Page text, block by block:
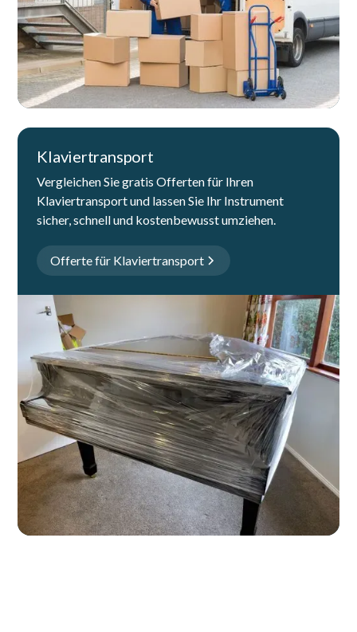
Klaviertransport
Vergleichen Sie gratis Offerten für Ihren
Klaviertransport und lassen Sie Ihr Instrument
sicher, schnell und kostenbewusst umziehen.
Offerte für Klaviertransport